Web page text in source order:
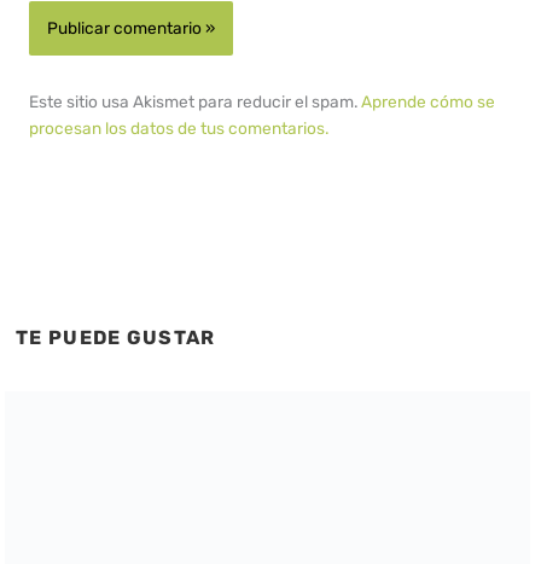
Este sitio usa Akismet para reducir el spam.Aprende cómo se
procesan los datos de tus comentarios.
TE PUEDE GUSTAR